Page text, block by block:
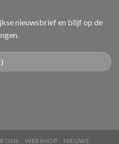
nieuwsbrief en blijf op de
ONS WEBSHOP NIEUWS